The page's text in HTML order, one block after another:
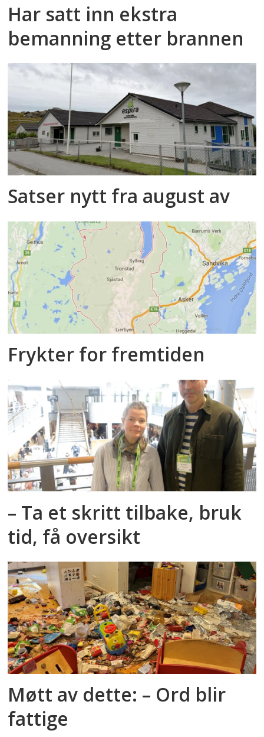
Har satt inn ekstra
bemanning etter brannen
Satser nytt fra august av
Frykter for fremtiden
– Ta et skritt tilbake, bruk
tid, få oversikt
Møtt av dette: – Ord blir
fattige